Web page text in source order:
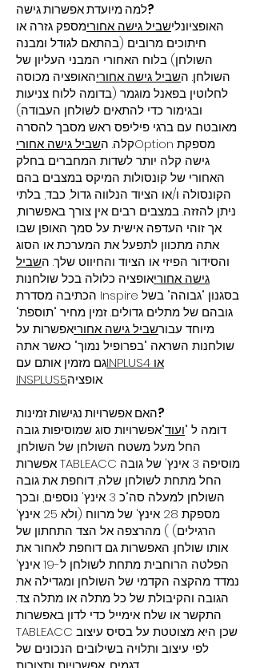
למה מיועדת אפשרות גישה?
האופציונלישביל גישה אחורימספק גזרה או
חיתוכים מרובים (בהתאם לגודל ומבנה
השולחן) בלוח האחורי המבני העליון של
השולחן. השביל גישה אחוריהאופציה מכוסה
לחלוטין בפאנל מוגמר (בדומה ללוח צניעות
ובגימור כדי להתאים לשולחן העבודה)
מאובטח עם ברגי פיליפס ראש מסבך להסרה
קלה. השביל גישה אחורי
Option מספקת
גישה קלה יותר לשדות המחברים בחלק
האחורי של קונסולות המיקס במצבים בהם
הקונסולה ו/או הציוד הנלווה גדול, כבד, בלתי
ניתן להזזה. במצבים רבים אין צורך באפשרות,
אך זוהי העדפה אישית על סמך האופן שבו
אתה מתכוון לתפעל את המערכת או הסוג
והסידור הפיזי או הציוד והחיווט שלך. השביל
גישה אחוריאופציה כלולה בכל שולחנות
הכתיבה מסדרת Inspire בסגנון "גבוהה" בשל
גובהם של מתלים גדולים. זמין מחיר "תוספת"
מיוחד עבורשביל גישה אחוריאפשרות על
שולחנות השראה "בפרופיל נמוך" כאשר אתה
גם מזמין אותם עםINPLUS4 או
INSPLUS5
אופציה.
האם אפשרויות נגישות זמינות?
דומה ל "ועוד"אפשרויות סוג שמוסיפות גובה
החל מעל משטח השולחן של השולחן,
אפשרות TABLEACC מוסיפה 3 אינץ' של גובה
החל מתחת לשולחן שלה, דוחפת את גובה
השולחן למעלה סה"כ 3 אינץ' נוספים, ובכך
מספקת 28 אינץ' של מרווח (ולא 25 אינץ'
הרגילים) ) מהרצפה אל הצד התחתון של
אותו שולחן. האפשרות גם דוחפת לאחור את
הפלטה הרוחבית מתחת לשולחן ל-19 אינץ'
נמדד מהקצה הקדמי של השולחן ומגדילה את
הגובה והקיבולת של כל מתלה או מתלה צד.
התקשר או שלח אימייל כדי לדון באפשרות
TABLEACC שכן היא מצוטטת על בסיס עיצוב
לפי עיצוב ותלויה בשילובים הנכונים של